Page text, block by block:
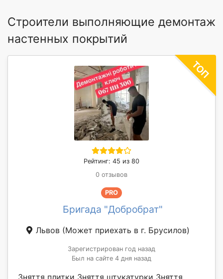
Строители выполняющие демонтаж
настенных покрытий
Рейтинг: 45 из 80
0 отзывов
PRO
Бригада "Добробрат"
Львов (Может приехать в г. Брусилов)
Зарегистрирован год назад
Был на сайте 4 дня назад
Зняття плитки Зняття штукатурки Зняття